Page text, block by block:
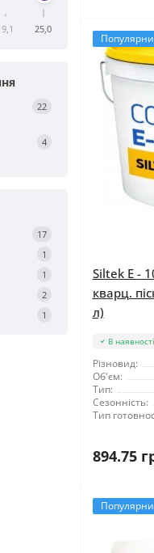
25,0
22
4
17
1
1
2
1
Siltek E -
кварц.
л)
В наявності
Різновид:
Об'єм:
Тип:
Сезонність:
Тип
894.75